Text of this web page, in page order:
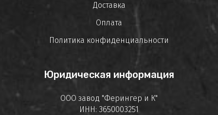
Доставка
Оплата
Политика конфиденциальности
Юридическая информация
ООО завод "Ферингер и К"
ИНН: 3650003251